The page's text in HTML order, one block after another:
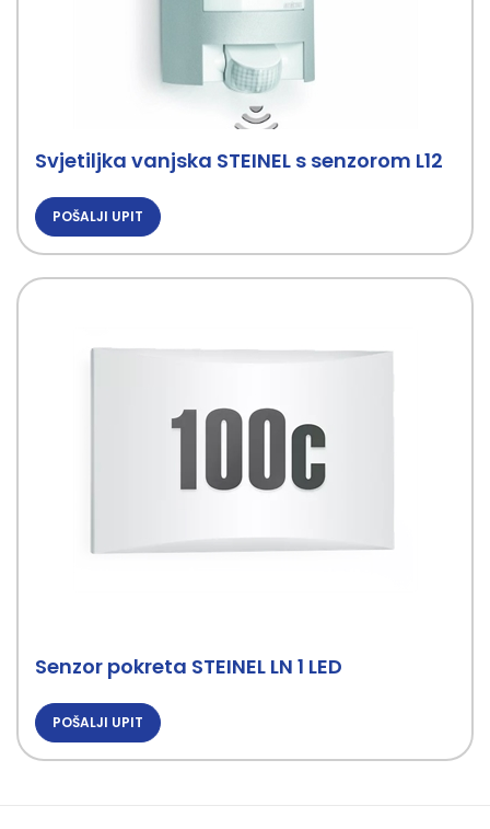
Svjetiljka vanjska STEINEL s senzorom L12
POŠALJI UPIT
Senzor pokreta STEINEL LN 1 LED
POŠALJI UPIT